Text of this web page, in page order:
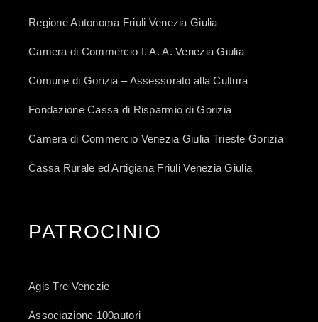
Regione Autonoma Friuli Venezia Giulia
Camera di Commercio I. A. A. Venezia Giulia
Comune di Gorizia – Assessorato alla Cultura
Fondazione Cassa di Risparmio di Gorizia
Camera di Commercio Venezia Giulia Trieste Gorizia
Cassa Rurale ed Artigiana Friuli Venezia Giulia
PATROCINIO
Agis Tre Venezie
Associazione 100autori